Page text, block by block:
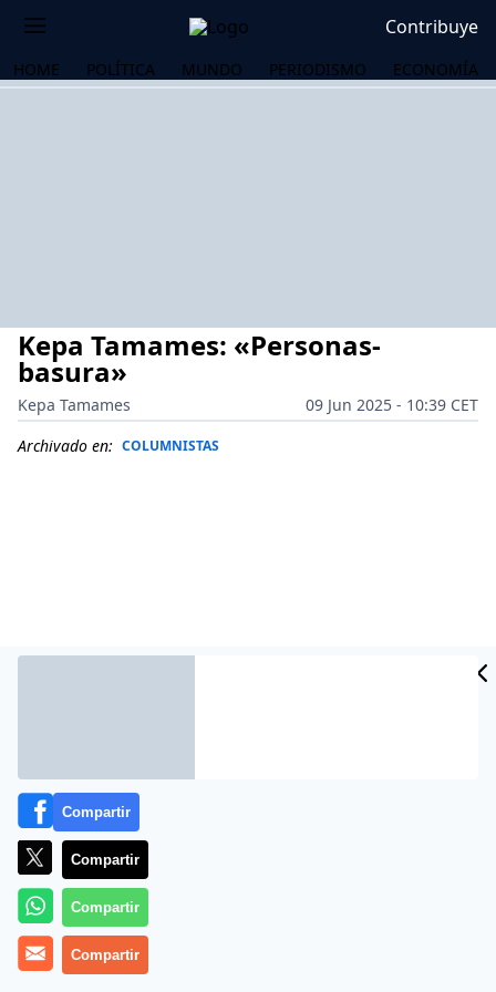
Contribuye
HOME POLÍTICA MUNDO PERIODISMO ECONOMÍA
Kepa Tamames: «Personas-
basura»
Kepa Tamames
09 Jun 2025 - 10:39 CET
Archivado en: COLUMNISTAS
Más información
Compartir
Compartir
Compartir
Compartir